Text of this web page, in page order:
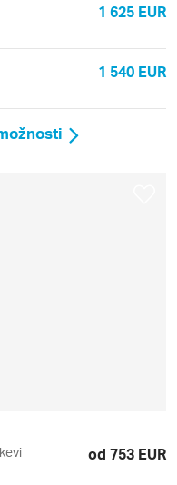
1 625 EUR
1 540 EUR
od 753 EUR